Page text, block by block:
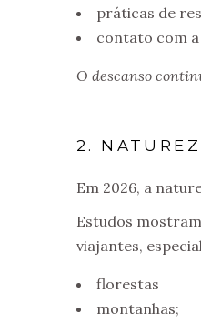
práticas de
contato com
O descanso
2.
Em 2026, a
Estudos
viajantes,
florestas
montanhas;